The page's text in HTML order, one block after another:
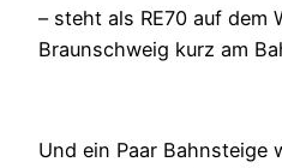
– steht als RE70 auf dem
Braunschweig kurz am
Und ein Paar Bahnsteige